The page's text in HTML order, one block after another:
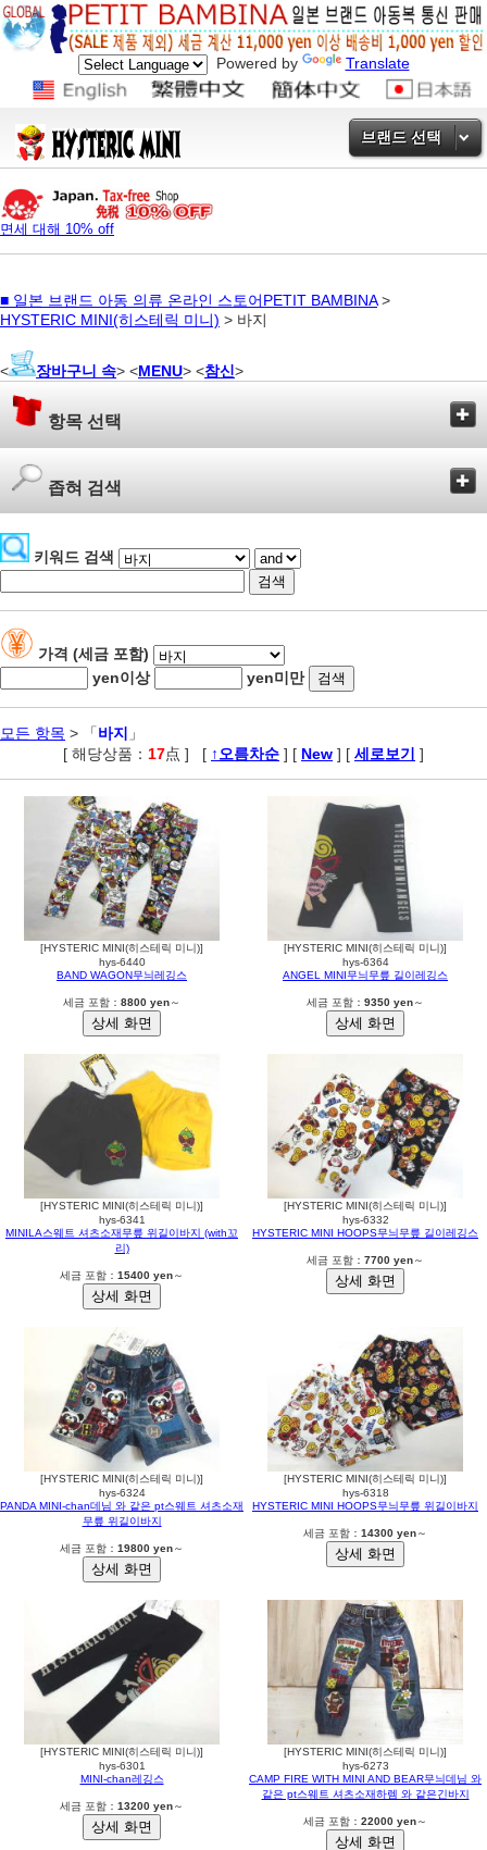
Powered by Translate
브랜드 선택
면세 대해 10% off
■ 일본 브랜드 아동 의류 온라인 스토어PETIT BAMBINA>
HYSTERIC MINI(히스테릭 미니) > 바지
< 장바구니 속> <MENU> <참신>
항목 선택
좁혀 검색
키워드 검색
가격 (세금 포함)
yen이상
yen미만
모든 항목 > 「바지 」
[ 해당상품： 17点 ] [ ↑오름차순 ] [ New ] [ 세로보기 ]
[HYSTERIC MINI(히스테릭 미니)]
hys-6440
BAND WAGON무늬레깅스
세금 포함： 8800 yen～
[HYSTERIC MINI(히스테릭 미니)]
hys-6364
ANGEL MINI무늬무릎 길이레깅스
세금 포함： 9350 yen～
[HYSTERIC MINI(히스테릭 미니)]
hys-6341
MINILA스웨트 셔츠소재무릎 위길이바지 (with꼬
리)
세금 포함： 15400 yen～
[HYSTERIC MINI(히스테릭 미니)]
hys-6332
HYSTERIC MINI HOOPS무늬무릎 길이레깅스
세금 포함： 7700 yen～
[HYSTERIC MINI(히스테릭 미니)]
hys-6324
PANDA MINI-chan데님 와 같은 pt스웨트 셔츠소재
무릎 위길이바지
세금 포함： 19800 yen～
[HYSTERIC MINI(히스테릭 미니)]
hys-6318
HYSTERIC MINI HOOPS무늬무릎 위길이바지
세금 포함： 14300 yen～
[HYSTERIC MINI(히스테릭 미니)]
hys-6301
MINI-chan레깅스
세금 포함： 13200 yen～
[HYSTERIC MINI(히스테릭 미니)]
hys-6273
CAMP FIRE WITH MINI AND BEAR무늬데님 와
같은 pt스웨트 셔츠소재하렘 와 같은긴바지
세금 포함： 22000 yen～